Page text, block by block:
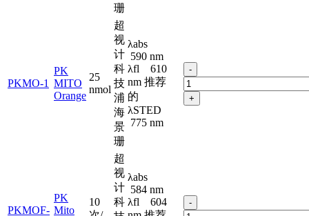
珊
PKMO-1
PK
MITO
Orange
25
nmol
超
视
计
科
技
浦
海
景
珊
λabs
590 nm
λfl 610
nm 推荐
的
λSTED
775 nm
-
+
PKMOF-
PK
Mito
10
超
视
计
科
λabs
584 nm
λfl 604
-